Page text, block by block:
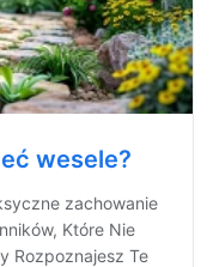
wesele?
zachowanie
Które Nie
Rozpoznajesz Te